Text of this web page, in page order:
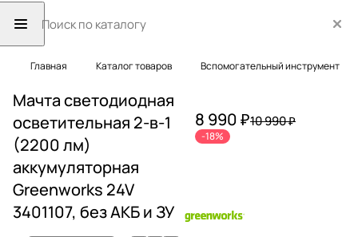
Главная Каталог товаров Вспомогательный инструмент
Мачта светодиодная
осветительная 2-в-1
(2200 лм)
аккумуляторная
Greenworks 24V
3401107, без АКБ и ЗУ
8 990 ₽10 990 ₽
-18%